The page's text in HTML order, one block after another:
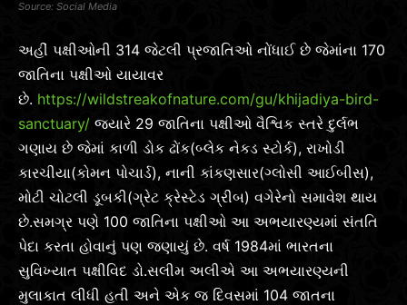
Social Media
અહીં પક્ષીઓની 314 જેટલી પ્રજાતિઓ નોંધાઈ છે જેમાંના 170
જાતિના પક્ષીઓ યાયાવર
છે. https://wildstreakofnature.com/gu/khijadiya-bird-
sanctuary/ જ્યારે 29 જાતિના પક્ષીઓ વૈશ્વિક સ્તરે દુર્લભ
ગણાય છે જેમાં કાળી ડોક ઢોંક(બ્લેક નેકડ સ્ટોર્ક), રાખોડી
કારચીયા(કોમન પોચાર્ડ), નાની કાંકણસાર(ગ્લોસી આઈબીસ),
મોટી ચોટલી ડૂબકી(ગ્રેટ ક્રેસ્ટેડ ગ્રીબ) વગેરેનો સમાવેશ થાય
છે.સમગ્ર પણે 100 જાતિના પક્ષીઓ આ અભયારણ્યમાં સંતતિ
પેદા કરતા હોવાનું પણ જણાયું છે. વર્ષ 1984માં ભારતના
સુવિખ્યાત પક્ષીવિદ ડો.સલીમ અલીએ આ અભયારણ્યની
મુલાકાત લીધી હતી અને એક જ દિવસમાં 104 જાતના